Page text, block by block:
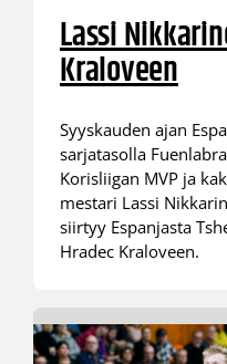
Lassi
Kraloveen
Syyskauden ajan
sarjatasolla
Korisliigan MVP ja
mestari Lassi
siirtyy Espanjasta
Hradec Kraloveen.